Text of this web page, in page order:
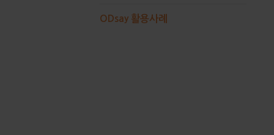
ODsay 활용사례